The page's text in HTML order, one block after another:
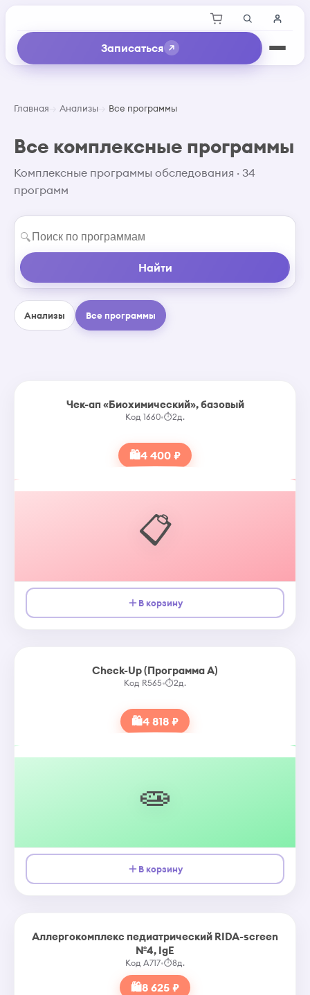
Записаться
Главная Анализы Все программы
Все комплексные программы
Комплексные программы обследования · 34
программ
🔍
Найти
Анализы Все программы
Чек-ап «Биохимический», базовый
Код 1660•⏱2д.
🛍4 400 ₽
📋
В корзину
Check-Up (Программа А)
Код R565•⏱2д.
🛍4 818 ₽
🧫
В корзину
Аллергокомплекс педиатрический RIDA-screen
№4, IgE
Код A717•⏱8д.
🛍8 625 ₽